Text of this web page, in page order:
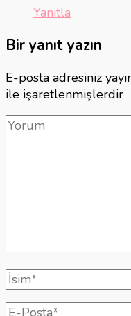
Yanıtla
Bir yanıt yazın
E-posta adresiniz
ile işaretlenmişlerdir
Yorum
Tam
isim
E-